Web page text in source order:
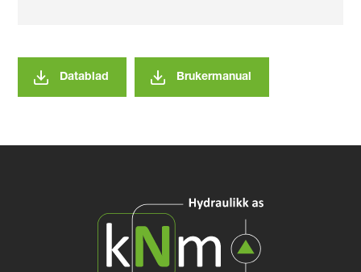
Datablad Brukermanual